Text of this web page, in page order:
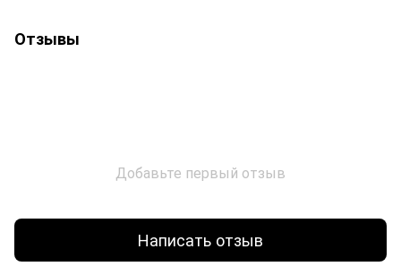
Отзывы
Добавьте первый отзыв
Написать отзыв